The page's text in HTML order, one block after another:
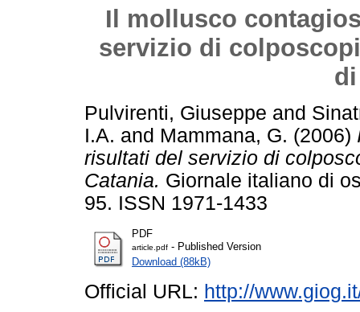
Il mollusco
servizio di
Pulvirenti, Giuseppe and
I.A. and Mammana, G. (2006)
risultati del servizio di
Catania. Giornale italiano di
95. ISSN 1971-1433
PDF
article.pdf - Published Version
Download (88kB)
Official URL: http://